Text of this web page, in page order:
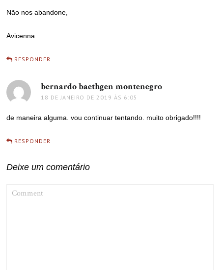
Não nos abandone,
Avicenna
RESPONDER
bernardo baethgen montenegro
18 DE JANEIRO DE 2019 ÀS 6:05
de maneira alguma. vou continuar tentando. muito obrigado!!!!
RESPONDER
Deixe um comentário